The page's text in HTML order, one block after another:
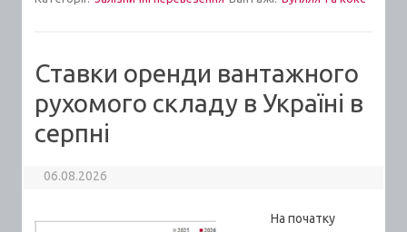
Ставки оренди вантажного
рухомого складу в Україні в
серпні
06.08.2026
На початку